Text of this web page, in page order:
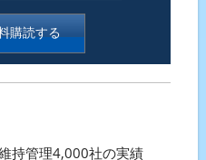
持管理4,000社の実績